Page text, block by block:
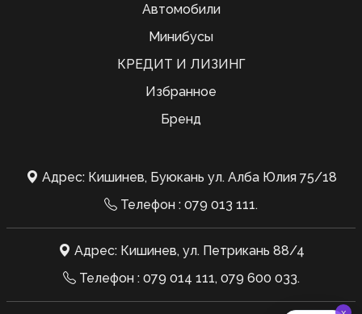
Автомобили
Минибусы
КРЕДИТ И ЛИЗИНГ
Избранное
Бренд
Адрес: Кишинев, Буюкань ул. Алба Юлия 75/18
Телефон : 079 013 111.
Адрес: Кишинев, ул. Петрикань 88/4
Телефон : 079 014 111, 079 600 033.